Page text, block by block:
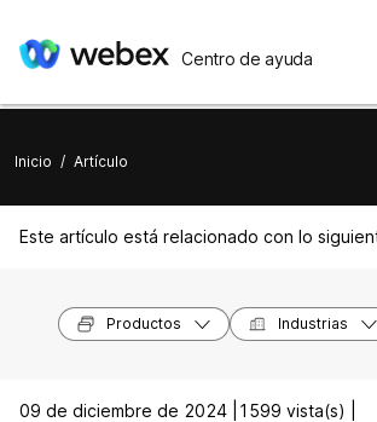
Centro de ayuda
Inicio / Artículo
Este artículo está relacionado con lo
Productos Industrias
09 de diciembre de 2024 |
1599 vista(s) |